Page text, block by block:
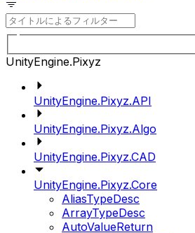
UnityEngine.Pixyz
UnityEngine.Pixyz.API
UnityEngine.Pixyz.Algo
UnityEngine.Pixyz.CAD
UnityEngine.Pixyz.Core
AliasTypeDesc
ArrayTypeDesc
AutoValueReturn